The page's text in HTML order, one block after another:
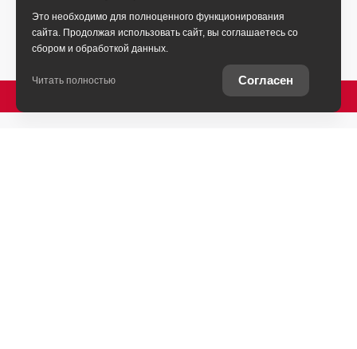
Это необходимо для полноценного функционирования
сайта. Продолжая использовать сайт, вы соглашаетесь со
сбором и обработкой данных.
Читать полностью Согласен